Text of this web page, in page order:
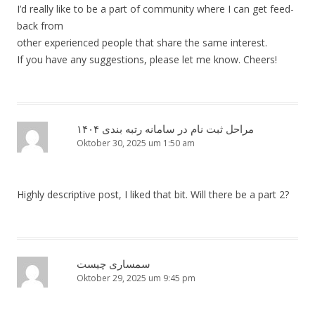
I’d really like to be a part of community where I can get feed-
back from
other experienced people that share the same interest.
If you have any suggestions, please let me know. Cheers!
مراحل ثبت نام در سامانه رتبه بندی ۱۴۰۴
Oktober 30, 2025 um 1:50 am
Highly descriptive post, I liked that bit. Will there be a part 2?
سمساری چیست
Oktober 29, 2025 um 9:45 pm